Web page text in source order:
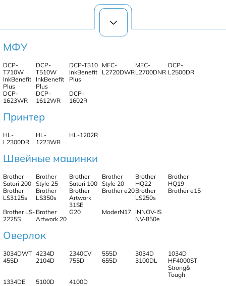
МФУ
DCP-
T710W
InkBenefit
Plus
DCP-
T510W
InkBenefit
Plus
DCP-T310
InkBenefit
Plus
MFC-
L2720DWR
MFC-
L2700DNR
DCP-
L2500DR
DCP-
1623WR
DCP-
1612WR
DCP-
1602R
Принтер
HL-
L2300DR
HL-
1223WR
HL-1202R
Швейные машинки
Brother
Satori 200
Brother
Style 25
Brother
Satori 100
Brother
Style 20
Brother
HQ22
Brother
HQ19
Brother
LS3125s
Brother
LS350s
Brother
Artwork
31SE
Brother e20Brother
LS250s
Brother e15
Brother LS-
2225S
Brother
Artwork 20
G20 ModerN17 INNOV-IS
NV-850e
Оверлок
3034DWT 4234D 2340CV 555D 3034D
1034D
455D
2104D 755D 655D 3100DL
HF4000ST
Strong&
Tough
1334DE
5100D 4100D